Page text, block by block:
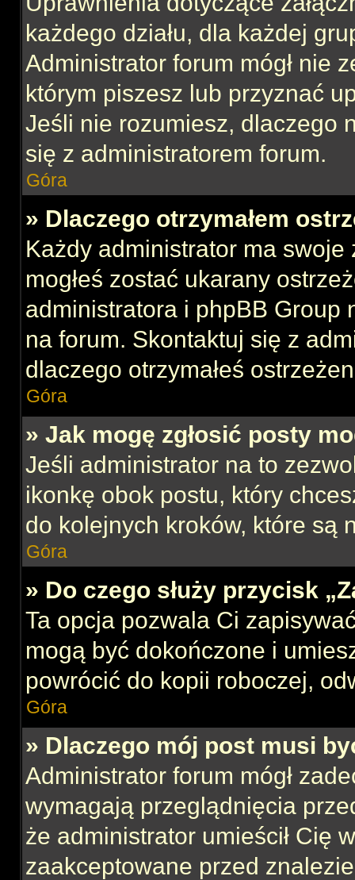
każdego działu, dla każdej
Administrator forum mógł nie
którym piszesz lub przyznać
Jeśli nie rozumiesz, dlaczego
się z administratorem forum.
Góra
» Dlaczego otrzymałem
Każdy administrator ma swoje
mogłeś zostać ukarany
administratora i phpBB Group
na forum. Skontaktuj się z
dlaczego otrzymałeś
Góra
» Jak mogę zgłosić posty
Jeśli administrator na to
ikonkę obok postu, który
do kolejnych kroków, które są
Góra
» Do czego służy przycisk
Ta opcja pozwala Ci
mogą być dokończone i
powrócić do kopii roboczej,
Góra
» Dlaczego mój post musi
Administrator forum mógł
wymagają przeglądnięcia
że administrator umieścił Cię
zaakceptowane przed